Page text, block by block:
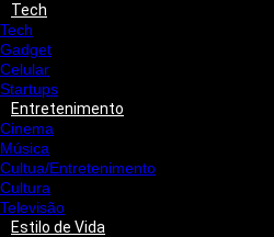
Tech
Tech
Gadget
Celular
Startups
Entretenimento
Cinema
Música
Cultua/Entretenimento
Cultura
Televisão
Estilo de Vida